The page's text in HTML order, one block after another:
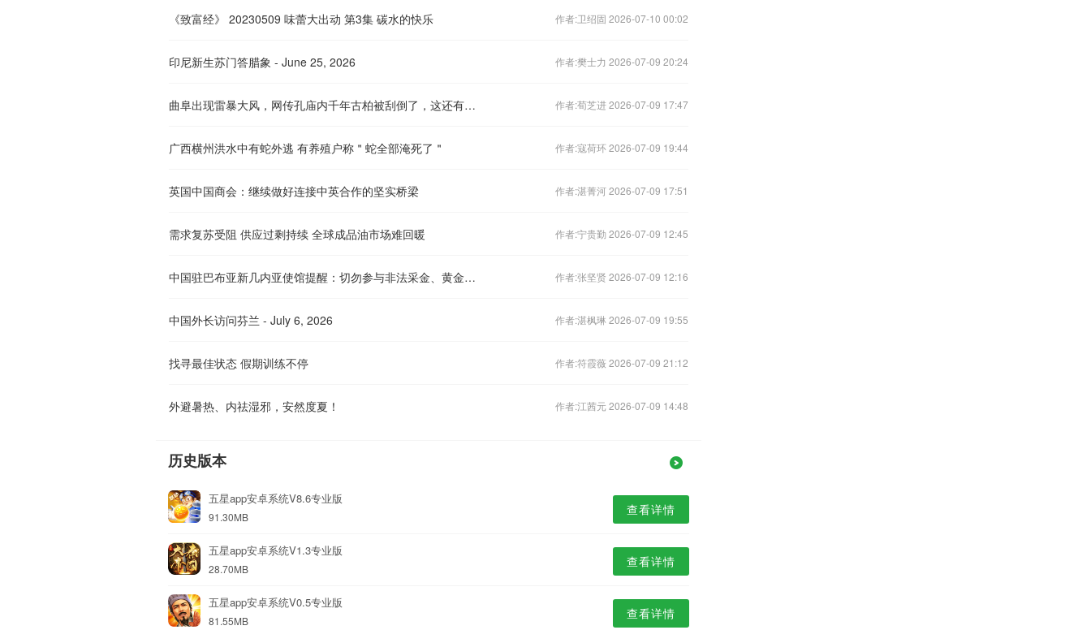
《致富经》 20230509 味蕾大出动 第3集 碳水的快乐 作者:卫绍固 2026-07-10 00:02
印尼新生苏门答腊象 - June 25, 2026 作者:樊士力 2026-07-09 20:24
曲阜出现雷暴大风，网传孔庙内千年古柏被刮倒了，这还有的救吗？ 作者:荀芝进 2026-07-09 17:47
广西横州洪水中有蛇外逃 有养殖户称＂蛇全部淹死了＂ 作者:寇荷环 2026-07-09 19:44
英国中国商会：继续做好连接中英合作的坚实桥梁 作者:湛菁河 2026-07-09 17:51
需求复苏受阻 供应过剩持续 全球成品油市场难回暖 作者:宁贵勤 2026-07-09 12:45
中国驻巴布亚新几内亚使馆提醒：切勿参与非法采金、黄金走私违法活动 作者:张坚贤 2026-07-09 12:16
中国外长访问芬兰 - July 6, 2026 作者:湛枫琳 2026-07-09 19:55
找寻最佳状态 假期训练不停 作者:符霞薇 2026-07-09 21:12
外避暑热、内祛湿邪，安然度夏！ 作者:江茜元 2026-07-09 14:48
历史版本
五星app安卓系统V8.6专业版
91.30MB 查看详情
五星app安卓系统V1.3专业版
28.70MB 查看详情
五星app安卓系统V0.5专业版
81.55MB 查看详情